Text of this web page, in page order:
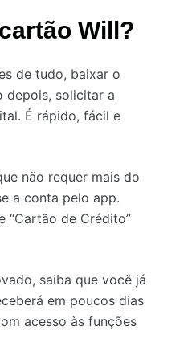
Will?
de tudo, baixar o
depois, solicitar a
É rápido, fácil e
não requer mais do
a conta pelo app.
“Cartão de Crédito”
saiba que você já
em poucos dias
acesso às funções